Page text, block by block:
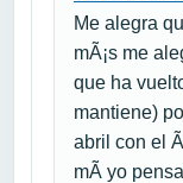
Me alegra
mÃ¡s me
que ha
mantiene)
abril con el
mÃ­ yo